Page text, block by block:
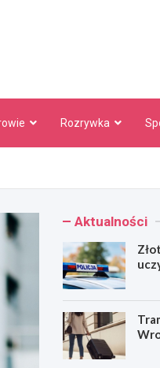
Rozrywka
Aktualności